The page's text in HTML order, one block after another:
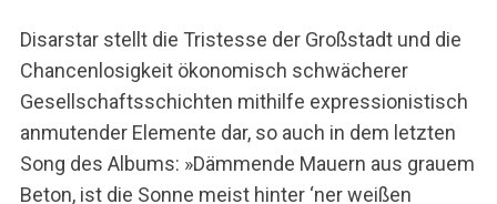
Disarstar stellt die Tristesse der Großstadt und die
Chancenlosigkeit ökonomisch schwächerer
Gesellschaftsschichten mithilfe expressionistisch
anmutender Elemente dar, so auch in dem letzten
Song des Albums: »Dämmende Mauern aus grauem
Beton, ist die Sonne meist hinter ‘ner weißen